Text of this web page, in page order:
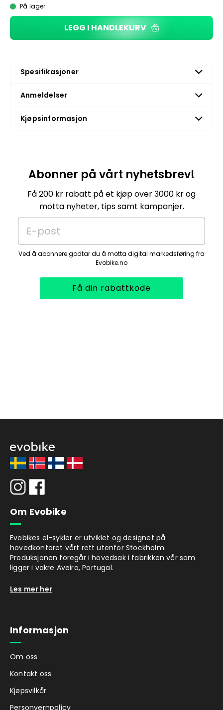
På lager
LEGG I HANDLEKURV
Spesifikasjoner
Anmeldelser
Kjøpsinformasjon
Abonner på vårt nyhetsbrev!
Få 200 kr rabatt på et kjøp over 3000 kr og
motta nyheter, tips samt kampanjer.
E-post
Ved å abonnere godtar du å motta digital markedsføring fra
Evobike.no
Få din rabattkode
Om Evobike
Evobikes el-sykler er utviklet og designet på
hovedkontoret vårt rett utenfor Stockholm.
Produksjonen foregår i hovedsak i fabrikken vår som
ligger i vakre Aveiro, Portugal.
Les mer her
Informasjon
Om oss
Kontakt oss
Kjøpsvilkår
Personvernpolicy